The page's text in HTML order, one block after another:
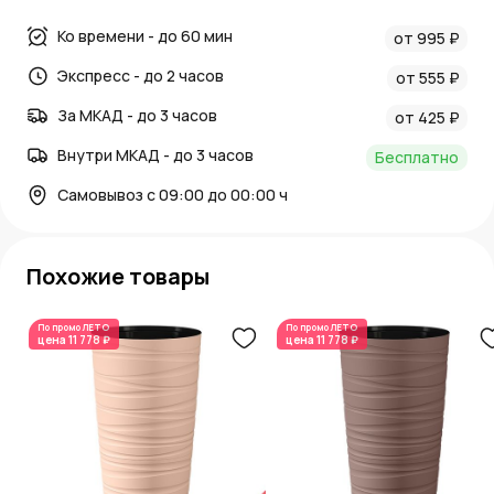
Ко времени - до 60 мин
от 995 ₽
Экспресс - до 2 часов
от 555 ₽
За МКАД - до 3 часов
от 425 ₽
Внутри МКАД - до 3 часов
Бесплатно
Самовывоз с 09:00 до 00:00 ч
Похожие товары
По промоЛЕТО
цена 11 778 ₽
По промоЛЕТО
цена 11 778 ₽